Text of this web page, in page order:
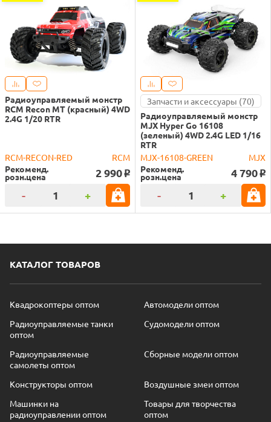
Радиоуправляемый монстр
RCM Recon MT (красный) 4WD
2.4G 1/20 RTR
RCM-RECON-RED
RCM
Рекоменд.
розн.цена 2 990 o
- +
Запчасти и аксессуары (70)
Радиоуправляемый монстр
MJX Hyper Go 16108
(зеленый) 4WD 2.4G LED 1/16
RTR
MJX-16108-GREEN
MJX
Рекоменд.
розн.цена 4 790 o
- +
КАТАЛОГ ТОВАРОВ
Квадрокоптеры оптом
Автомодели оптом
Радиоуправляемые танки
оптом
Судомодели оптом
Радиоуправляемые
самолеты оптом
Сборные модели оптом
Конструкторы оптом
Воздушные змеи оптом
Машинки на
радиоуправлении оптом
Товары для творчества
оптом